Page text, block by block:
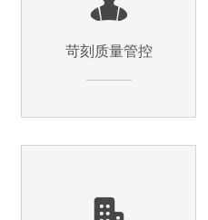
苛刻质量管控